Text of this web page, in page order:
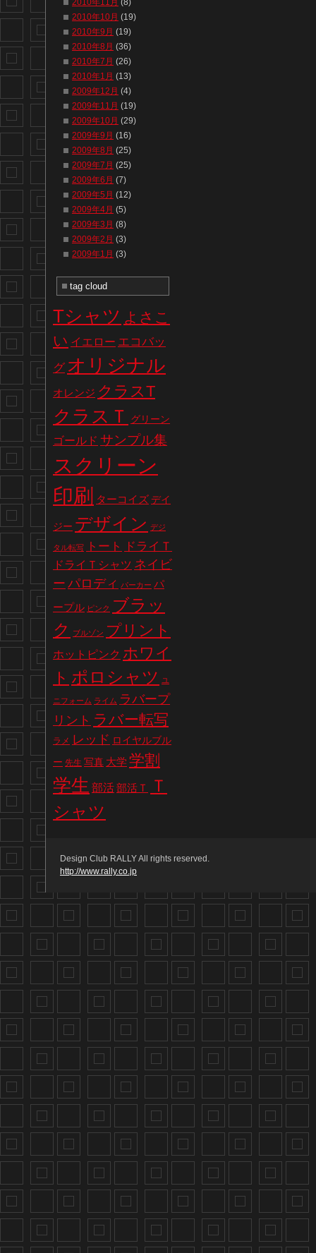
2010年11月 (8)
2010年10月 (19)
2010年9月 (19)
2010年8月 (36)
2010年7月 (26)
2010年1月 (13)
2009年12月 (4)
2009年11月 (19)
2009年10月 (29)
2009年9月 (16)
2009年8月 (25)
2009年7月 (25)
2009年6月 (7)
2009年5月 (12)
2009年4月 (5)
2009年3月 (8)
2009年2月 (3)
2009年1月 (3)
tag cloud
Tシャツ よさこ
い イエロー エコバッ
グ オリジナル
オレンジ クラスT
クラスＴ グリーン
ゴールド サンプル集
スクリーン
印刷
ターコイズ デイ
ジー デザイン デジ
タル転写 トート ドライＴ
ドライＴシャツ ネイビ
ー パロディ パーカー パ
ープル ピンク ブラッ
ク
ブルゾン プリント
ホットピンク ホワイ
ト ポロシャツ ユ
ニフォーム ライム ラバープ
リント ラバー転写
ラメ レッド ロイヤルブル
ー 先生 写真 大学 学割
学生 部活部活Ｔ
Ｔ
シャツ
Design Club RALLY All rights reserved.
http://www.rally.co.jp